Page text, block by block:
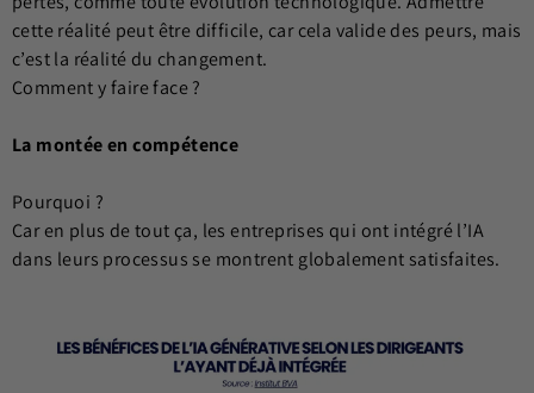
cette réalité peut être difficile, car cela valide des peurs, mais
c’est la réalité du changement.
Comment y faire face ?
La montée en compétence
Pourquoi ?
Car en plus de tout ça, les entreprises qui ont intégré l’IA
dans leurs processus se montrent globalement satisfaites.